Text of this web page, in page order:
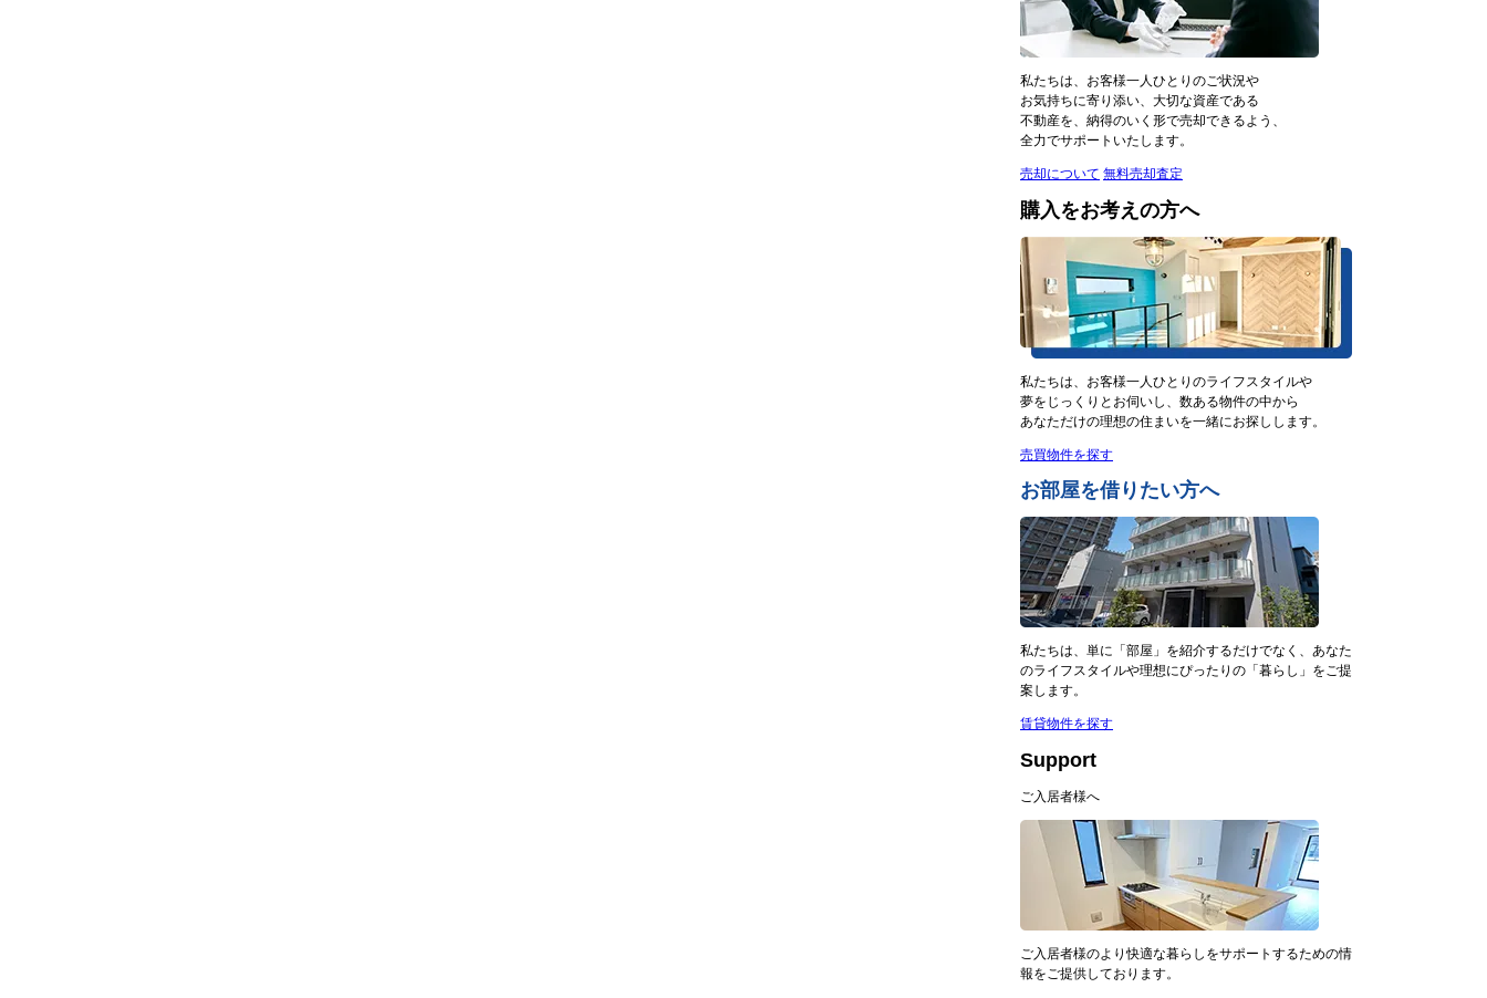
私たちは、お客様一人ひとりのご状況や
お気持ちに寄り添い、大切な資産である
不動産を、納得のいく形で売却できるよう、
全力でサポートいたします。
売却について 無料売却査定
購入をお考えの方へ
私たちは、お客様一人ひとりのライフスタイルや
夢をじっくりとお伺いし、数ある物件の中から
あなただけの理想の住まいを一緒にお探しします。
売買物件を探す
お部屋を借りたい方へ
私たちは、単に「部屋」を紹介するだけでなく、あなた
のライフスタイルや理想にぴったりの「暮らし」をご提
案します。
賃貸物件を探す
Support
ご入居者様へ
ご入居者様のより快適な暮らしをサポートするための情
報をご提供しております。